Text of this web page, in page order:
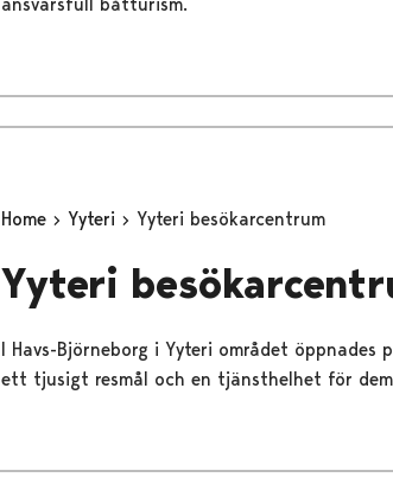
Home Yyteri Yyteri besökarcentrum
Yyteri
I Havs-Björneborg i Yyteri området
ett tjusigt resmål och en tjänsthelhet för